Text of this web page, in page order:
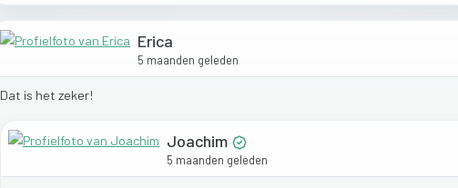
Erica
5 maanden geleden
Dat is het zeker!
Joachim
5 maanden geleden